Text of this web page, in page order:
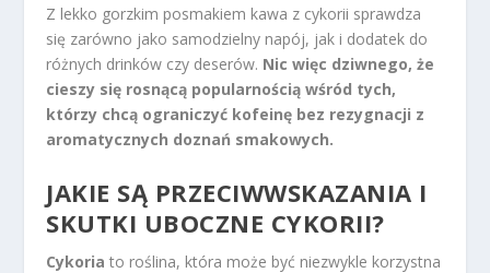
Z lekko gorzkim posmakiem kawa z cykorii sprawdza
się zarówno jako samodzielny napój, jak i dodatek do
różnych drinków czy deserów. Nic więc dziwnego, że
cieszy się rosnącą popularnością wśród tych,
którzy chcą ograniczyć kofeinę bez rezygnacji z
aromatycznych doznań smakowych.
JAKIE SĄ PRZECIWWSKAZANIA I
SKUTKI UBOCZNE CYKORII?
Cykoria to roślina, która może być niezwykle korzystna